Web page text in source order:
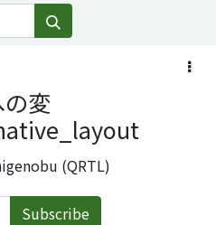
変
(QRTL)
Subscribe